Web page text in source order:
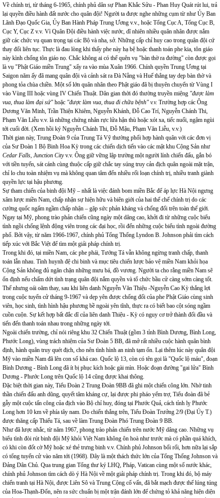
Về chính trị, từ tháng 6-1965, chính phủ dân sự Phan Khắc Sửu - Phan Huy Quát rút lui, trả
lại quyền điều hành đất nước cho quân đội! Người ta được nghe những cụm từ như Ủy Ban
Lãnh Đạo Quốc Gia, Ủy Ban Hành Pháp Trung Ương v.v., hoặc Tổng Cục A, Tổng Cục B,
Cục Y, Cục Z v.v. Vì Quân Đội điều hành việc nước, dĩ nhiên nhiều quân nhân được nắm
giữ các chức vụ quan trọng tại các Bộ và nha, sở. Những cấp chỉ huy cao trong quân đội cứ
thay đổi liên tục. Thực là đau lòng khi thấy phe này hạ bệ hoặc thanh toán phe kia, tôn giáo
này kình chống tôn giáo nọ. Chắc không ai có thể quên vụ "bàn thờ ra đường" còn được gọi
là vụ "Phật Giáo miền Trung" xẩy ra vào mùa Xuân 1966. Chính quyền Trung Ương tại
Saigon năm ấy đã mang quân đội và cảnh sát ra Đà Nẵng và Huế thẳng tay dẹp bàn thờ và
phong tỏa chùa chiền. Một số lớn quân nhân theo Phật giáo đã bị thuyên chuyển từ Vùng I
vào Vùng III hoặc vùng IV Chiến Thuật. Dân gian thời đó thường truyền miệng "được làm
vua, thua làm đại sứ" hoặc "được làm vua, thua đi chữa bệnh" v.v. Trường hợp các Ông
Dương Văn Minh, Trần Thiện Khiêm, Nguyễn Khánh, Đỗ Cao Trí, Nguyễn Chánh Thi,
Phạm Văn Liễu v.v. là những chứng nhân rực lửa hận thù hoặc xót xa, tiếc nuối, ngậm ngùi
tới cuối đời. (Xem hồi ký Nguyễn Chánh Thi, Đỗ Mậu, Phạm Văn Liễu, v.v.)
Thời gian này, Trung Đoàn 9 của Trung Tá Vỹ thường phối hợp hành quân với các đơn vị
của Sư Đoàn 1 Bộ Binh Hoa Kỳ trong các chiến dịch tiến vào các mật khu Cộng Sản như
Cedar Falls, Junction Cityv.v. Ông giữ vững lập trường một người lính chiến đấu, gắn bó
với tiền tuyến, sát cánh cùng thuộc cấp giữ chắc tay súng truy cản địch quân ngoài mặt trận,
chỉ lo chu toàn nhiệm vụ mà không quan tâm đến nhiều rối loạn chính trị, nhiều tranh giành
quyền lực tại hậu phương.
Sự tham chiến của binh đội Mỹ – nhất là việc đánh bom miền Bắc để áp lực Hà Nội ngưng
xâm lược miền Nam, chấp nhận sự hiện hữu và biên giới của hai thể chế chính trị do các
cường quốc ngấm ngầm chấp nhận – gặp sức phản kháng và chống đối trên toàn thế giới.
Ngay tại Mỹ, phong trào phản chiến cũng ngày một dâng cao, khởi đi từ những cuộc biểu
tình ngồi chống lệnh động viên trong các đại học, rồi đến những cuộc biểu tình ngoài đường
phố. Bởi vậy, từ năm 1966-1967, chính phủ Tổng Thống Lyndon B. Johnson phải tìm cách
tiếp xúc với Bắc Việt để tìm một giải pháp chính trị.
Trong khi đó, tại miền Nam, các phe phái, Tướng Tá vẫn không ngừng tranh chấp, thanh
toán lẫn nhau. Tình huynh đệ chi binh và mục tiêu chiến lược bảo vệ miền Nam khỏi họa
Cộng Sản không đủ ngăn chặn những mưu bá, đồ vương. Người ta cho rằng miền Nam sẽ
ổn định nếu chấm dứt tình trạng quân đội nắm quyền và tổ chức bầu cử càng sớm càng tốt.
Thế nhưng oái oăm thay, sau khi liên danh Nguyễn Văn Thiệu -Nguyễn Cao Kỳ thắng lợi
trong cuộc tuyển cử tháng 9-1967 và dẹp yên được chống đối của phe Phật Giáo cùng sinh
viên, học sinh, tình hình hậu phương bề ngoài yên tĩnh, thực ra có biết bao cột sóng ngầm
cuồn cuộn. Sự kết hợp bất đắc dĩ của liên danh Thiệu - Kỳ có nguy cơ trở thành đối đầu và
tiến đến thanh toán nhau trong những ngày tới.
Ngoài chiến trường, chỉ nói riêng khu 32 Chiến Thuật (gồm 3 tỉnh Bình Dương, Bình Long,
Phước Long), vùng trách nhiệm của Sư Đoàn 5 BB, đã mở rất nhiều cuộc hành quân bình
định, hành quân truy quét địch, cho nên tình hình an ninh tạm ổn. Lại thêm lúc này quân đội
Mỹ vào miền Nam đã lên con số khá cao. Quốc lộ 13, còn có tên gọi là "Quốc lộ máu", đoạn
Bình Dương - Bình Long đã ít bị phục kích hoặc gài mìn. Hoặc đoạn đường "gai lửa" Bình
Dương - Phước Long trên Quốc lộ 14 cũng được khai thông.
Đặc biệt thời gian này, Tiểu Đoàn 2 Trung Đoàn 9BB đã ghi một chiến công lớn. Nhờ tinh
thần chiến đấu anh dũng, quyết tâm kháng cự, lại được phi pháo yểm trợ, Tiểu đoàn đã bẻ
gẫy một cuộc tấn công của địch vào Bộ chỉ huy, đóng tại Phước Quả, cách tỉnh lỵ Phước
Long hơn 10 km về phía tây nam. Do chiến thắng trên, Tiểu Đoàn Trưởng 2/9 (Đại Úy T.)
được thăng cấp Thiếu Tá, sau về làm Trung Đoàn Phó Trung Đoàn 9 BB.
Như đã lược nhắc, từ năm 1967, phong trào phản chiến trên nước Mỹ dâng cao. Những vụ
biểu tình đòi rút binh đội Mỹ khỏi Việt Nam không ôn hoà như trước mà có phần quá khích,
có khi còn đốt cờ Mỹ hoặc xé thẻ trưng binh v.v. Chính phủ Johnson bối rối, hơn nữa lại sắp
có tổng tuyển cử vào năm tới (1968). Đây là một thách thức lớn của Tổng Thống Johnson và
Đảng Dân Chủ. Qua trung gian Tổng thư ký LHQ, Pháp, Vatican cùng một số nước khác,
chính phủ Johnson tìm cách dò ý Hà Nội về một giải pháp chính trị. Trong khi đó, bộ máy
chiến tranh tại Hà Nội, được Liên Sô và Trung Cộng cố vấn, đã bắt mạch được thế lúng túng
của Hoa-Thạnh-Đốn, nên ra sức chuẩn bị một trận đánh lớn để chứng tỏ khả năng hiện diện